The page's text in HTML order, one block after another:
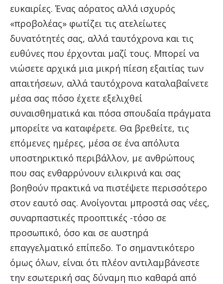
ευκαιρίες. Ένας αόρατος αλλά ισχυρός
«προβολέας» φωτίζει τις ατελείωτες
δυνατότητές σας, αλλά ταυτόχρονα και τις
ευθύνες που έρχονται μαζί τους. Μπορεί να
νιώσετε αρχικά μια μικρή πίεση εξαιτίας των
απαιτήσεων, αλλά ταυτόχρονα καταλαβαίνετε
μέσα σας πόσο έχετε εξελιχθεί
συναισθηματικά και πόσα σπουδαία πράγματα
μπορείτε να καταφέρετε. Θα βρεθείτε, τις
επόμενες ημέρες, μέσα σε ένα απόλυτα
υποστηρικτικό περιβάλλον, με ανθρώπους
που σας ενθαρρύνουν ειλικρινά και σας
βοηθούν πρακτικά να πιστέψετε περισσότερο
στον εαυτό σας. Ανοίγονται μπροστά σας νέες,
συναρπαστικές προοπτικές -τόσο σε
προσωπικό, όσο και σε αυστηρά
επαγγελματικό επίπεδο. Το σημαντικότερο
όμως όλων, είναι ότι πλέον αντιλαμβάνεστε
την εσωτερική σας δύναμη πιο καθαρά από